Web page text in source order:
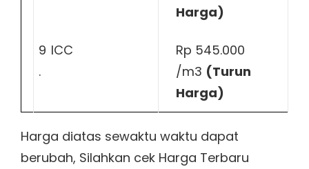
Harga)
9
.
ICC
Rp 545.000
/m3 (Turun
Harga)
Harga diatas sewaktu waktu dapat
berubah, Silahkan cek Harga Terbaru